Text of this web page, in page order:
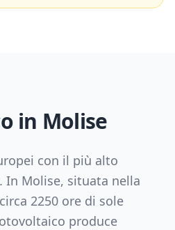
in Molise
con il più alto
In Molise, situata nella
2250 ore di sole
produce